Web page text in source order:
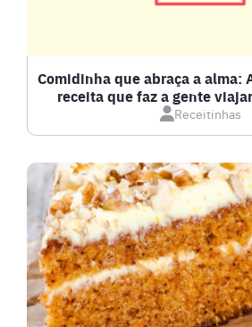
COMPOTAS E GELEIAS
DOCES E SOBREMESAS
DRINKS
FRANGO
FRUTOS DO MAR
Comidinha que abraça a alma:
receita que faz a gente
Receitinhas